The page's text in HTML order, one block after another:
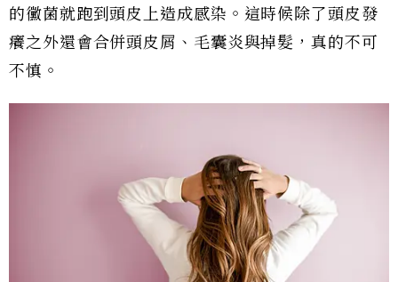
的黴菌就跑到頭皮上造成感染。這時候除了頭皮發
癢之外還會合併頭皮屑、毛囊炎與掉髮，真的不可
不慎。